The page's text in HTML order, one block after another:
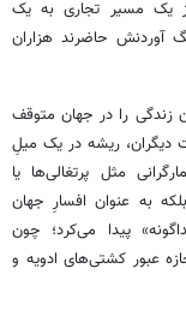
از یک مسیر تجاری به یک
آوردنش حاضرند هزاران
زندگی را در جهان متوقف
دیگران، ریشه در یک میلِ
مثل پرتغالی‌ها یا
به ‌عنوان افسارِ جهان
پیدا می‌کرد؛ چون
عبور کشتی‌های ادویه و